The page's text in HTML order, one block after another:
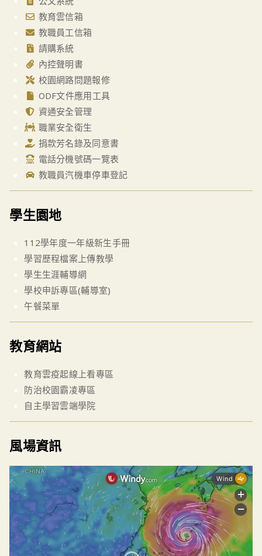
教育雲信箱
教職員工信箱
請購系統
內控聲明書
校園網路問題報修
ODF文件應用工具
資通安全管理
職業安全衛生
捐款芳名錄及同意書
電話分機號碼一覽表
教職員汽機車停車登記
學生園地
112學年度一年級新生手冊
學習歷程檔案上傳教學
學生生涯輔導網
學校申訴專區(輔導室)
午餐菜單
教育網站
教育雲疫起線上看專區
防治校園霸凌專區
自主學習雲端學院
風場資訊